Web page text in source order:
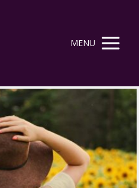
MENU